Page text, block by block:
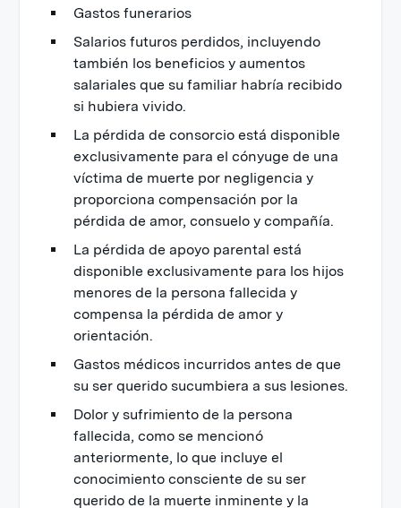
Gastos funerarios
Salarios futuros perdidos, incluyendo
también los beneficios y aumentos
salariales que su familiar habría recibido
si hubiera vivido.
La pérdida de consorcio está disponible
exclusivamente para el cónyuge de una
víctima de muerte por negligencia y
proporciona compensación por la
pérdida de amor, consuelo y compañía.
La pérdida de apoyo parental está
disponible exclusivamente para los hijos
menores de la persona fallecida y
compensa la pérdida de amor y
orientación.
Gastos médicos incurridos antes de que
su ser querido sucumbiera a sus lesiones.
Dolor y sufrimiento de la persona
fallecida, como se mencionó
anteriormente, lo que incluye el
conocimiento consciente de su ser
querido de la muerte inminente y la